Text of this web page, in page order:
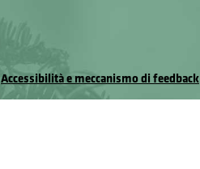
Accessibilità e meccanismo di feedback